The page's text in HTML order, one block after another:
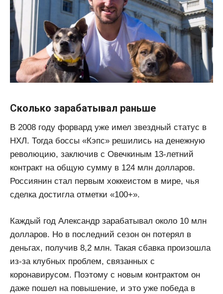
Сколько зарабатывал раньше
В 2008 году форвард уже имел звездный статус в
НХЛ. Тогда боссы «Кэпс» решились на денежную
революцию, заключив с Овечкиным 13-летний
контракт на общую сумму в 124 млн долларов.
Россиянин стал первым хоккеистом в мире, чья
сделка достигла отметки «100+».
Каждый год Александр зарабатывал около 10 млн
долларов. Но в последний сезон он потерял в
деньгах, получив 8,2 млн. Такая сбавка произошла
из-за клубных проблем, связанных с
коронавирусом. Поэтому с новым контрактом он
даже пошел на повышение, и это уже победа в